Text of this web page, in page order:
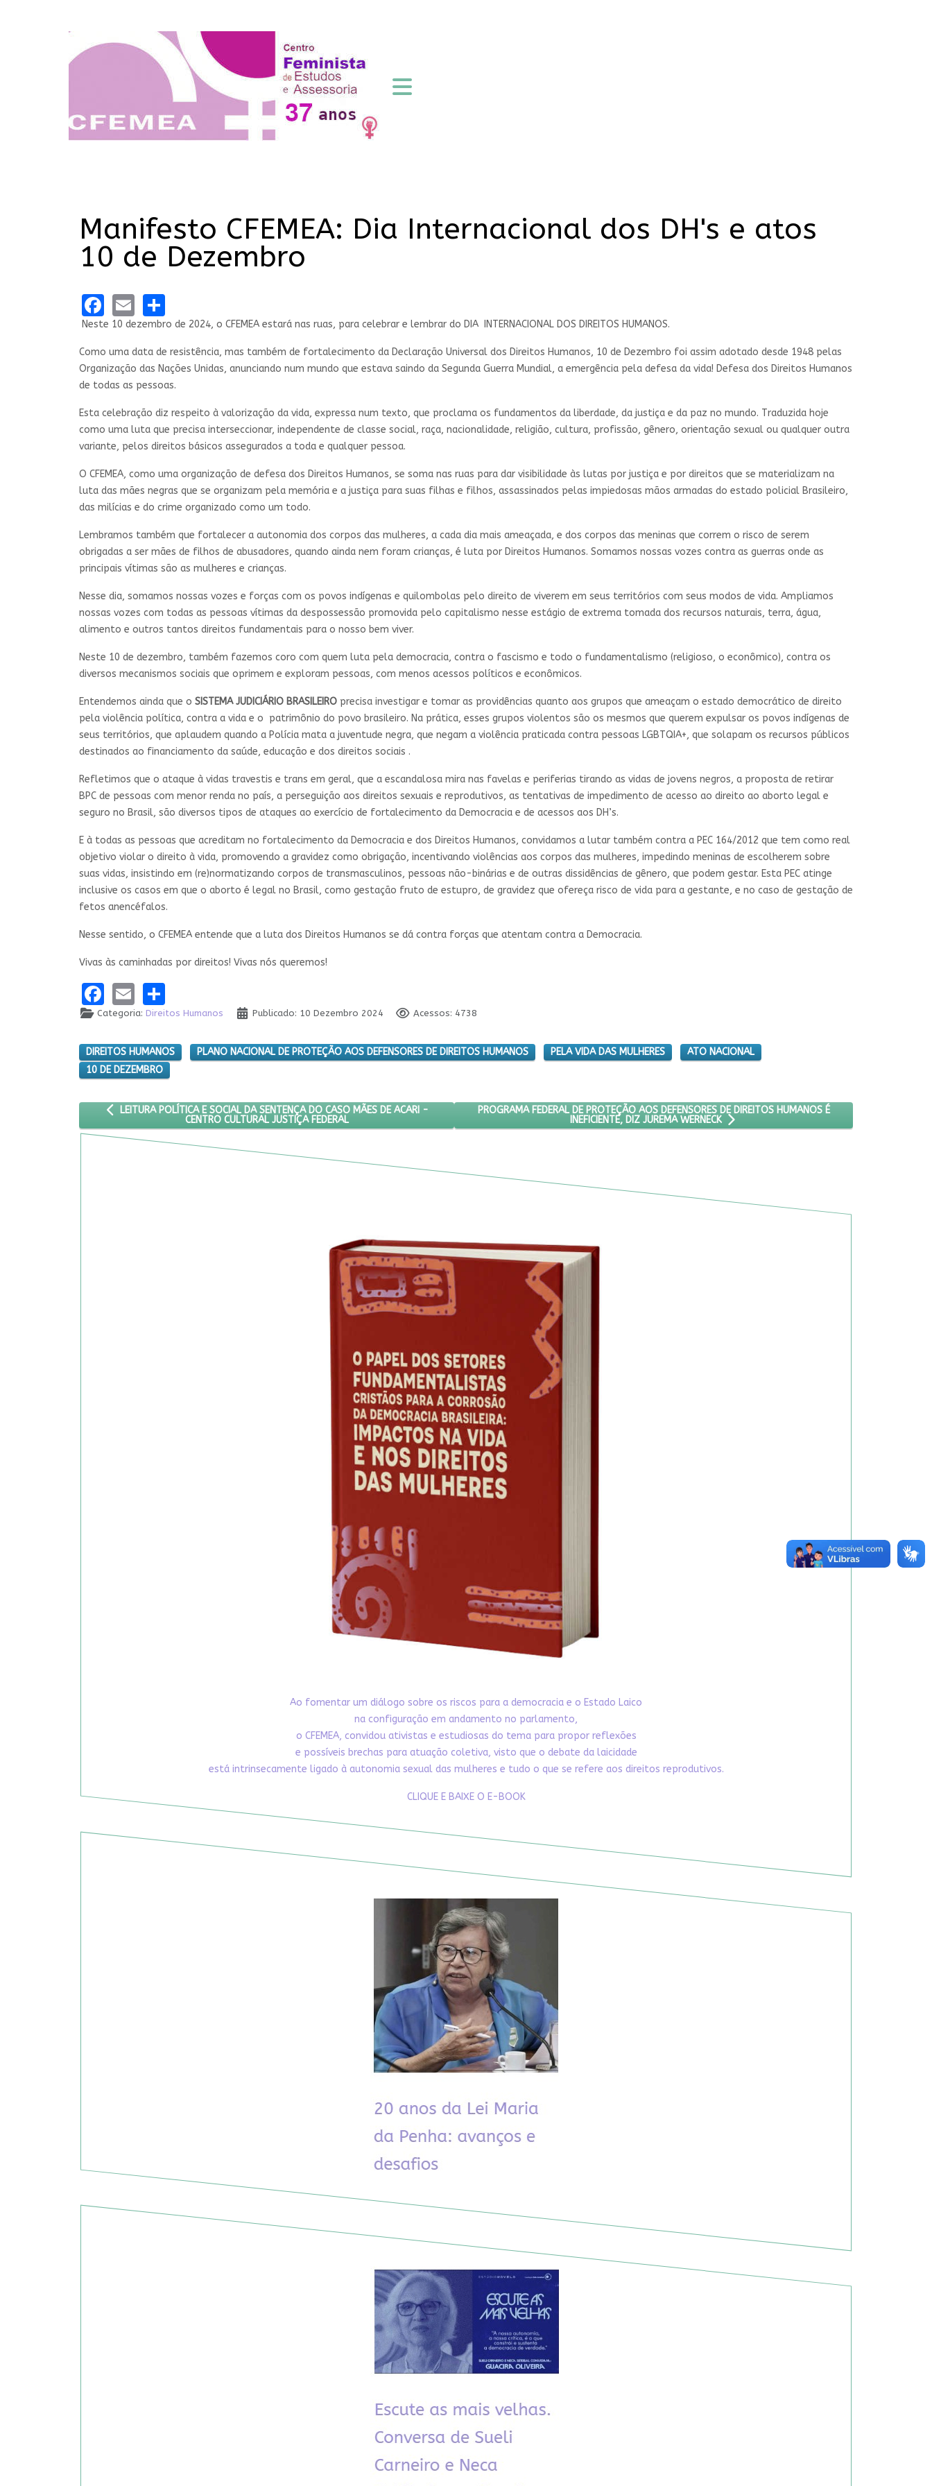
Manifesto CFEMEA: Dia Internacional dos DH's e atos
10 de Dezembro
Facebook
Email
Neste 10 dezembro de 2024, o CFEMEA estará nas ruas, para celebrar e lembrar do DIA INTERNACIONAL DOS DIREITOS HUMANOS.
Como uma data de resistência, mas também de fortalecimento da Declaração Universal dos Direitos Humanos, 10 de Dezembro foi assim adotado desde 1948 pelas
Organização das Nações Unidas, anunciando num mundo que estava saindo da Segunda Guerra Mundial, a emergência pela defesa da vida! Defesa dos Direitos Humanos
de todas as pessoas.
Esta celebração diz respeito à valorização da vida, expressa num texto, que proclama os fundamentos da liberdade, da justiça e da paz no mundo. Traduzida hoje
como uma luta que precisa interseccionar, independente de classe social, raça, nacionalidade, religião, cultura, profissão, gênero, orientação sexual ou qualquer outra
variante, pelos direitos básicos assegurados a toda e qualquer pessoa.
O CFEMEA, como uma organização de defesa dos Direitos Humanos, se soma nas ruas para dar visibilidade às lutas por justiça e por direitos que se materializam na
luta das mães negras que se organizam pela memória e a justiça para suas filhas e filhos, assassinados pelas impiedosas mãos armadas do estado policial Brasileiro,
das milícias e do crime organizado como um todo.
Lembramos também que fortalecer a autonomia dos corpos das mulheres, a cada dia mais ameaçada, e dos corpos das meninas que correm o risco de serem
obrigadas a ser mães de filhos de abusadores, quando ainda nem foram crianças, é luta por Direitos Humanos. Somamos nossas vozes contra as guerras onde as
principais vítimas são as mulheres e crianças.
Nesse dia, somamos nossas vozes e forças com os povos indígenas e quilombolas pelo direito de viverem em seus territórios com seus modos de vida. Ampliamos
nossas vozes com todas as pessoas vítimas da despossessão promovida pelo capitalismo nesse estágio de extrema tomada dos recursos naturais, terra, água,
alimento e outros tantos direitos fundamentais para o nosso bem viver.
Neste 10 de dezembro, também fazemos coro com quem luta pela democracia, contra o fascismo e todo o fundamentalismo (religioso, o econômico), contra os
diversos mecanismos sociais que oprimem e exploram pessoas, com menos acessos políticos e econômicos.
Entendemos ainda que o SISTEMA JUDICIÁRIO BRASILEIRO precisa investigar e tomar as providências quanto aos grupos que ameaçam o estado democrático de direito
pela violência política, contra a vida e o patrimônio do povo brasileiro. Na prática, esses grupos violentos são os mesmos que querem expulsar os povos indígenas de
seus territórios, que aplaudem quando a Polícia mata a juventude negra, que negam a violência praticada contra pessoas LGBTQIA+, que solapam os recursos públicos
destinados ao financiamento da saúde, educação e dos direitos sociais .
Refletimos que o ataque à vidas travestis e trans em geral, que a escandalosa mira nas favelas e periferias tirando as vidas de jovens negros, a proposta de retirar
BPC de pessoas com menor renda no país, a perseguição aos direitos sexuais e reprodutivos, as tentativas de impedimento de acesso ao direito ao aborto legal e
seguro no Brasil, são diversos tipos de ataques ao exercício de fortalecimento da Democracia e de acessos aos DH’s.
E à todas as pessoas que acreditam no fortalecimento da Democracia e dos Direitos Humanos, convidamos a lutar também contra a PEC 164/2012 que tem como real
objetivo violar o direito à vida, promovendo a gravidez como obrigação, incentivando violências aos corpos das mulheres, impedindo meninas de escolherem sobre
suas vidas, insistindo em (re)normatizando corpos de transmasculinos, pessoas não-binárias e de outras dissidências de gênero, que podem gestar. Esta PEC atinge
inclusive os casos em que o aborto é legal no Brasil, como gestação fruto de estupro, de gravidez que ofereça risco de vida para a gestante, e no caso de gestação de
fetos anencéfalos.
Nesse sentido, o CFEMEA entende que a luta dos Direitos Humanos se dá contra forças que atentam contra a Democracia.
Vivas às caminhadas por direitos! Vivas nós queremos!
Facebook
Email
Categoria: Direitos Humanos Publicado: 10 Dezembro 2024 Acessos: 4738
DIREITOS HUMANOS PLANO NACIONAL DE PROTEÇÃO AOS DEFENSORES DE DIREITOS HUMANOS PELA VIDA DAS MULHERES
ATO NACIONAL
10 DE DEZEMBRO
ARTIGO ANTERIOR: LEITURA POLÍTICA E SOCIAL DA SENTENÇA DO CASO MÃES DE ACARI - CENTRO CULTURAL JUSTIÇA FEDERAL
LEITURA POLÍTICA E SOCIAL DA SENTENÇA DO CASO MÃES DE ACARI -
CENTRO CULTURAL JUSTIÇA FEDERAL
PRÓXIMO ARTIGO: PROGRAMA FEDERAL DE PROTEÇÃO AOS DEFENSORES DE DIREITOS HUMANOS É
PROGRAMA FEDERAL DE PROTEÇÃO AOS DEFENSORES DE DIREITOS HUMANOS É
INEFICIENTE, DIZ JUREMA WERNECK
Ao fomentar um diálogo sobre os riscos para a democracia e o Estado Laico
na configuração em andamento no parlamento,
o CFEMEA, convidou ativistas e estudiosas do tema para propor reflexões
e possíveis brechas para atuação coletiva, visto que o debate da laicidade
está intrinsecamente ligado à autonomia sexual das mulheres e tudo o que se refere aos direitos reprodutivos.
CLIQUE E BAIXE O E-BOOK